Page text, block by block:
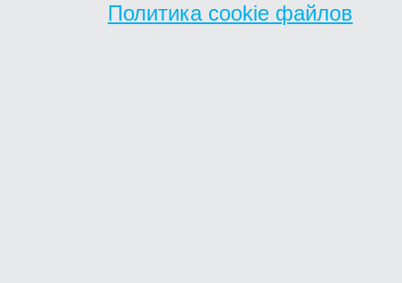
Политика cookie файлов